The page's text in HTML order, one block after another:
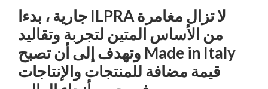
لا تزال مغامرة ILPRA جارية ، بدءا
من الأساس المتين لتجربة وتقاليد
Made in Italy وتهدف إلى أن تصبح
قيمة مضافة للمنتجات والإنتاجات